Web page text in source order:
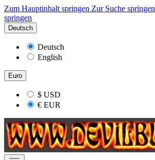
Zum Hauptinhalt springen Zur Suche springen
springen
Deutsch
Deutsch
English
Euro
$ USD
€ EUR